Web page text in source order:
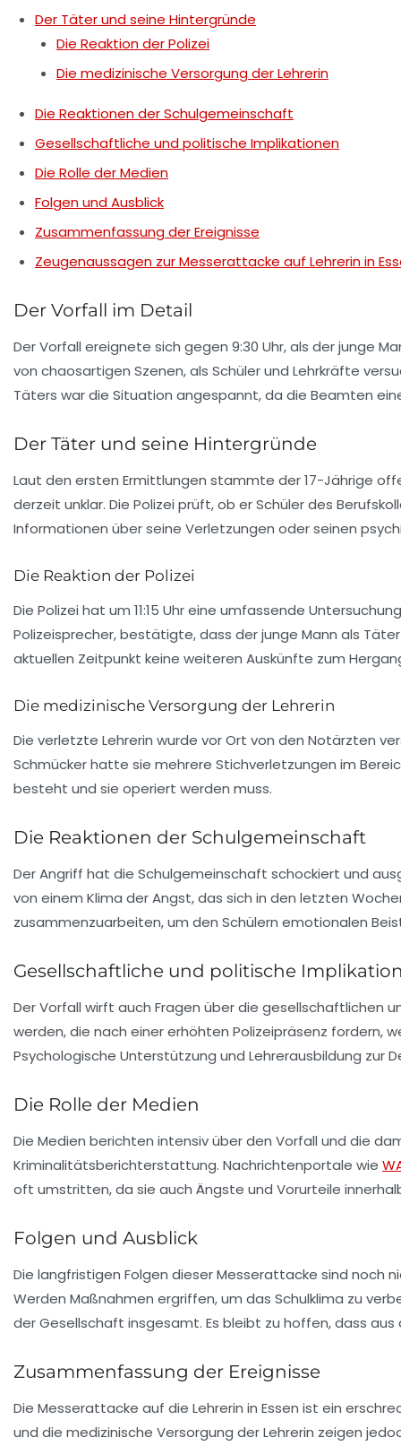
Der Täter und seine Hintergründe
Die Reaktion der Polizei
Die medizinische Versorgung der Lehrerin
Die Reaktionen der Schulgemeinschaft
Gesellschaftliche und politische Implikationen
Die Rolle der Medien
Folgen und Ausblick
Zusammenfassung der Ereignisse
Zeugenaussagen zur Messerattacke auf Lehrerin in
Der Vorfall im Detail
Der Vorfall ereignete sich gegen 9:30 Uhr, als der junge
von chaosartigen Szenen, als Schüler und Lehrkräfte
Täters war die Situation angespannt, da die Beamten
Der Täter und seine Hintergründe
Laut den ersten Ermittlungen stammte der 17-Jährige
derzeit unklar. Die Polizei prüft, ob er Schüler des
Informationen über seine Verletzungen oder seinen
Die Reaktion der Polizei
Die Polizei hat um 11:15 Uhr eine umfassende
Polizeisprecher, bestätigte, dass der junge Mann als
aktuellen Zeitpunkt keine weiteren Auskünfte zum
Die medizinische Versorgung der Lehrerin
Die verletzte Lehrerin wurde vor Ort von den Notärzten
Schmückerhatte sie mehrere Stichverletzungen im
besteht und sie operiert werden muss.
Die Reaktionen der Schulgemeinschaft
Der Angriff hat die Schulgemeinschaft schockiert und
von einem Klima der Angst, das sich in den letzten
zusammenzuarbeiten, um den Schülern emotionalen
Gesellschaftliche und politische
Der Vorfall wirft auch Fragen über die gesellschaftlichen
werden, die nach einer erhöhten Polizeipräsenz fordern,
Psychologische Unterstützung und Lehrerausbildung zur
Die Rolle der Medien
Die Medien berichten intensiv über den Vorfall und die
Kriminalitätsberichterstattung. Nachrichtenportale wie
oft umstritten, da sie auch Ängste und Vorurteile
Folgen und Ausblick
Die langfristigen Folgen dieser Messerattacke sind noch
Werden Maßnahmen ergriffen, um das Schulklima zu
der Gesellschaft insgesamt. Es bleibt zu hoffen, dass
Zusammenfassung der Ereignisse
Die Messerattacke auf die Lehrerin in Essen ist ein
und die medizinische Versorgung der Lehrerin zeigen